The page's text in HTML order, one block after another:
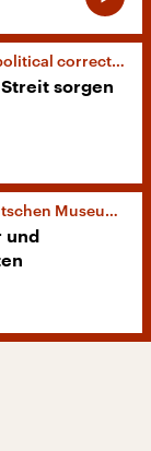
in Museen
sorgen
Museumsbundes
und